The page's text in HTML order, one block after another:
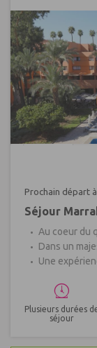
Prochain départ
Séjour
Au coeur du
Dans un
Une
Plusieurs durées
séjour